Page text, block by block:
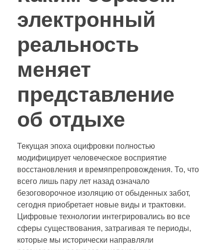
электронный
реальность
меняет
представление
об отдыхе
Текущая эпоха оцифровки полностью
модифицирует человеческое восприятие
восстановления и времяпрепровождения. То, что
всего лишь пару лет назад означало
безоговорочное изоляцию от обыденных забот,
сегодня приобретает новые виды и трактовки.
Цифровые технологии интегрировались во все
сферы существования, затрагивая те периоды,
которые мы исторически направляли